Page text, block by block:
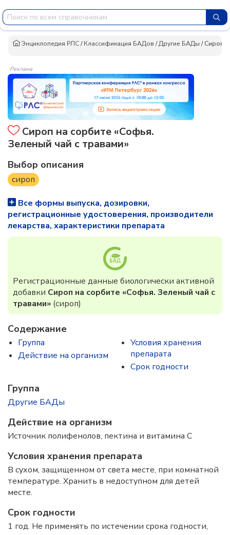
Энциклопедия РЛС/Классификация БАДов /Другие БАДы /Сироп
Реклама
Сироп на сорбите «Софья.
Зеленый чай с травами»
Выбор описания
сироп
Все формы выпуска, дозировки,
регистрационные удостоверения, производители
лекарства, характеристики препарата
Регистрационные данные биологически активной
добавки Сироп на сорбите «Софья. Зеленый чай с
травами» (сироп)
Содержание
Группа
Действие на организм
Условия хранения
препарата
Срок годности
Группа
Другие БАДы
Действие на организм
Источник полифенолов, пектина и витамина C
Условия хранения препарата
В сухом, защищенном от света месте, при комнатной
температуре. Хранить в недоступном для детей
месте.
Срок годности
1 год. Не применять по истечении срока годности,